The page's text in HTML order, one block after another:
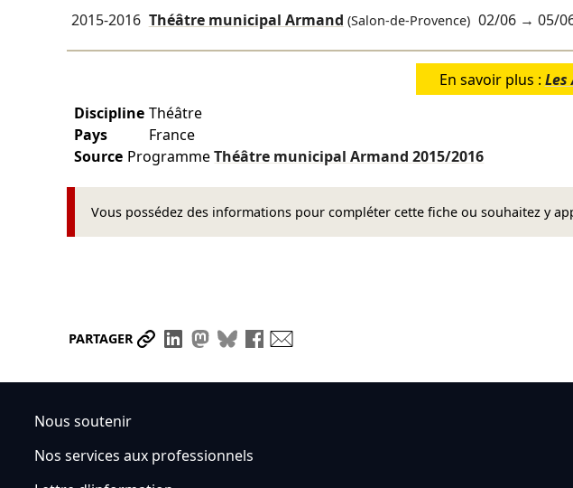
2015-2016 Théâtre municipal Armand (Salon-de-Provence) 02/06→ 05/
En savoir plus :
Discipline Théâtre
Pays
France
Source ProgrammeThéâtre municipal Armand2015/2016
Vous possédez des informations pour compléter cette fiche ou souhaitez y
PARTAGER Partager le lien
Partager sur LinkedIn
Partager sur Mastodon
Partager sur Bluesky
Partager sur Facebook
Nous soutenir
Nos services aux professionnels